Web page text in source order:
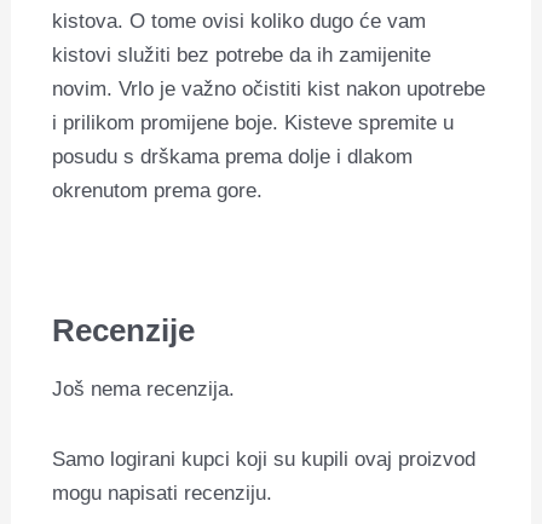
kistova. O tome ovisi koliko dugo će vam
kistovi služiti bez potrebe da ih zamijenite
novim. Vrlo je važno očistiti kist nakon upotrebe
i prilikom promijene boje. Kisteve spremite u
posudu s drškama prema dolje i dlakom
okrenutom prema gore.
Recenzije
Još nema recenzija.
Samo logirani kupci koji su kupili ovaj proizvod
mogu napisati recenziju.